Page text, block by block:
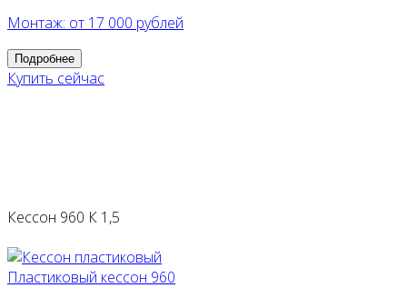
Монтаж: от 17 000 рублей
Подробнее
Купить сейчас
Кессон 960 К 1,5
Пластиковый кессон 960